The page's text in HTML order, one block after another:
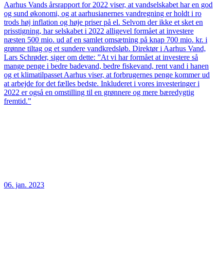
Aarhus Vands årsrapport for 2022 viser, at vandselskabet har en god
og sund økonomi, og at aarhusianernes vandregning er holdt i ro
trods høj inflation og høje priser på el. Selvom der ikke et sket en
prisstigning, har selskabet i 2022 alligevel formået at investere
næsten 500 mio. ud af en samlet omsætning på knap 700 mio. kr. i
grønne tiltag og et sundere vandkredsløb. Direktør i Aarhus Vand,
Lars Schrøder, siger om dette: ”At vi har formået at investere så
mange penge i bedre badevand, bedre fiskevand, rent vand i hanen
og et klimatilpasset Aarhus viser, at forbrugernes penge kommer ud
at arbejde for det fælles bedste. Inkluderet i vores investeringer i
2022 er også en omstilling til en grønnere og mere bæredygtig
fremtid.”
06. jan. 2023